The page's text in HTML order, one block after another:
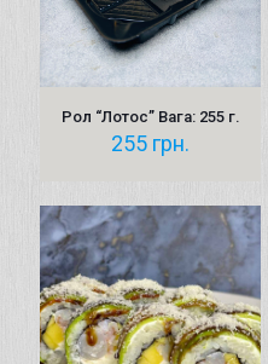
Рол “Лотос” Вага: 255 г.
255 грн.